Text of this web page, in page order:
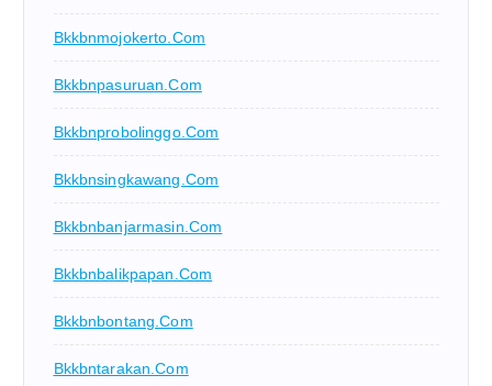
Bkkbnmojokerto.com
Bkkbnpasuruan.com
Bkkbnprobolinggo.com
Bkkbnsingkawang.com
Bkkbnbanjarmasin.com
Bkkbnbalikpapan.com
Bkkbnbontang.com
Bkkbntarakan.com